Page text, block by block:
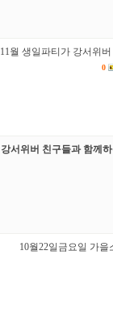
11월 생일파티가 강서위
0
강서위버 친구들과 함께
10월22일금요일 가